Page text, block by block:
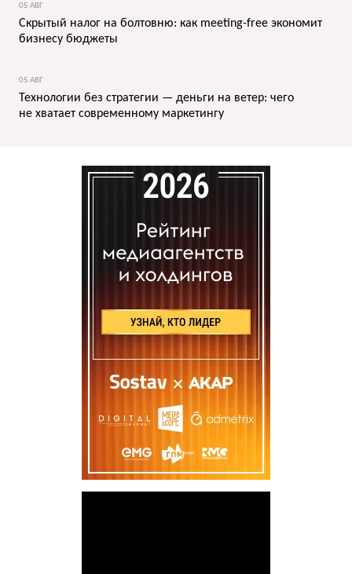
05 АВГ
Скрытый налог на болтовню: как meeting-free экономит
бизнесу бюджеты
05 АВГ
Технологии без стратегии — деньги на ветер: чего
не хватает современному маркетингу